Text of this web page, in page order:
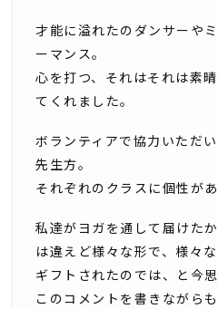
才能に溢れたのダンサーや
ーマンス。
心を打つ、それはそれは素
てくれました。
ボランティアで協力いただ
先生方。
それぞれのクラスに個性が
私達がヨガを通して届けた
は違えど様々な形で、様々
ギフトされたのでは、と今思
このコメントを書きながら